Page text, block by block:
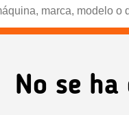
No se